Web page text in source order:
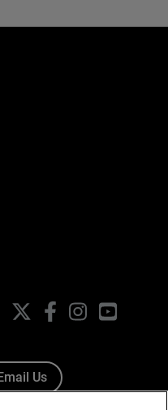
FacebookInstagramYouTube
Us